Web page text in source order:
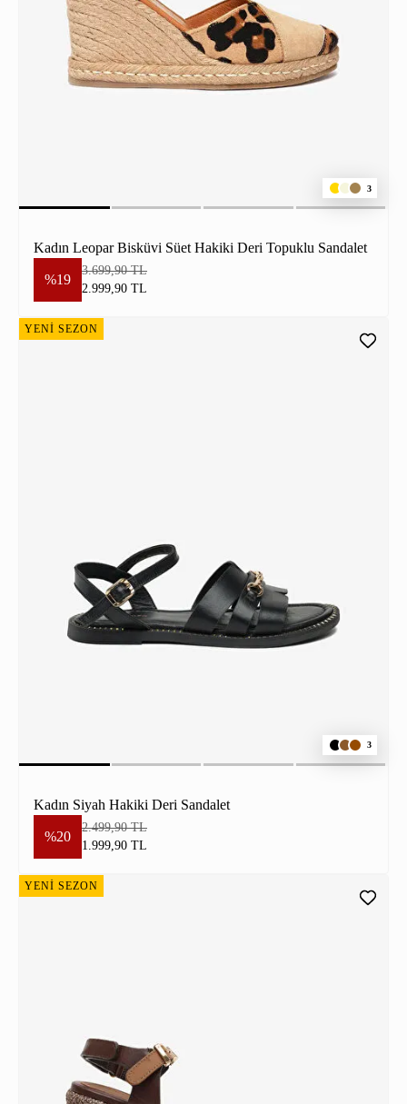
3
Kadın Leopar Bisküvi Süet Hakiki Deri Topuklu Sandalet
%19
3.699,90 TL
2.999,90 TL
YENİ SEZON
3
Kadın Siyah Hakiki Deri Sandalet
%20
2.499,90 TL
1.999,90 TL
YENİ SEZON